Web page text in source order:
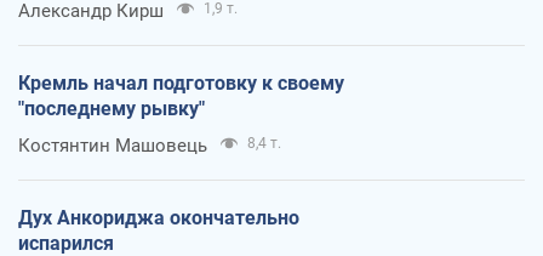
Александр Кирш 1,9 т.
Кремль начал подготовку к своему
"последнему рывку"
Костянтин Машовець 8,4 т.
Дух Анкориджа окончательно
испарился